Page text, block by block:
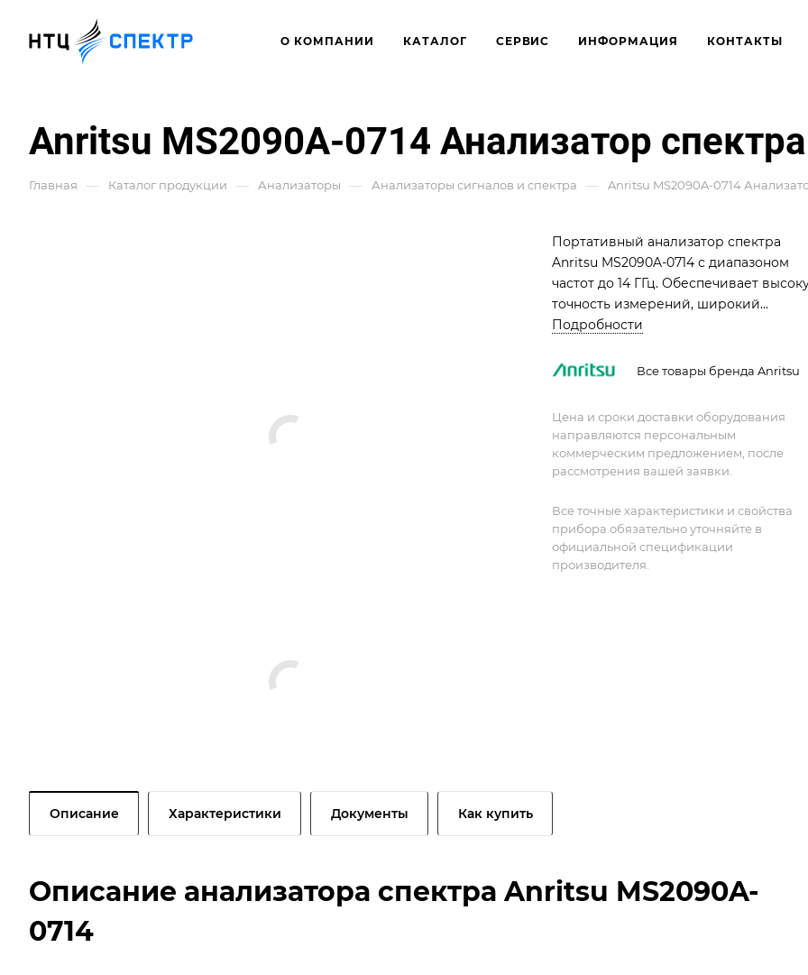
О КОМПАНИИ КАТАЛОГ СЕРВИС ИНФОРМАЦИЯ КОНТАКТЫ
Anritsu MS2090A-0714 Анализатор
Главная — Каталог продукции — Анализаторы — Анализаторы сигналов и спектра — Anritsu MS2090A-0714
Портативный анализатор спектра
Anritsu MS2090A-0714 с диапазоном
частот до 14 ГГц. Обеспечивает
точность измерений, широкий
динамический диапазон и скорость
корпус идеален для полевых
интуитивно понятным интерфейсом.
Подробности
Все товары бренда Anritsu
Цена и сроки доставки оборудования
направляются персональным
коммерческим предложением, после
рассмотрения вашей заявки.
Все точные характеристики и свойства
прибора обязательно уточняйте в
официальной спецификации
производителя.
Описание Характеристики Документы Как купить
Описание анализатора спектра Anritsu MS2090A-
0714